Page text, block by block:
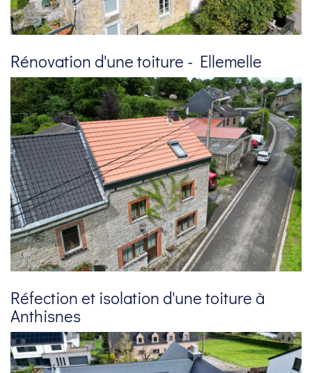
Rénovation d'une toiture - Ellemelle
Réfection et isolation d'une toiture à
Anthisnes